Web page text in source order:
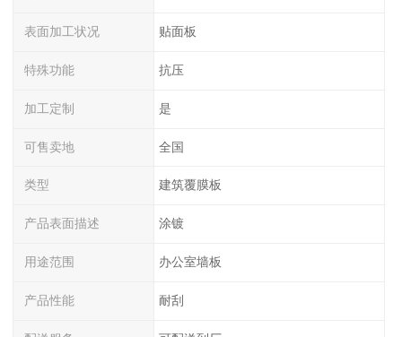
表面加工状况 贴面板
特殊功能 抗压
加工定制 是
可售卖地 全国
类型 建筑覆膜板
产品表面描述 涂镀
用途范围 办公室墙板
产品性能 耐刮